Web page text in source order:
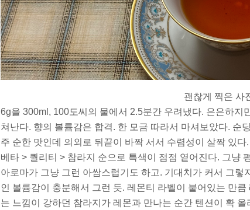
괜찮게 찍은 사
6g을 300ml, 100도씨의 물에서 2.5분간 우려냈다. 은은하지
쳐난다. 향의 볼륨감은 합격. 한 모금 따라서 마셔보았다. 순
주 순한 맛인데 의외로 뒤끝이 바짝 서서 수렴성이 살짝 있
베타 > 퀄리티 > 참라지 순으로 특색이 점점 옅어진다. 그냥
아로마가 그냥 그런 아쌈스럽기도 하고. 기대치가 커서 그
인 볼륨감이 충분해서 그런 듯. 레몬티 라벨이 붙어있는 만
는 느낌이 강하던 참라지가 레몬과 만나는 순간 텐션이 확